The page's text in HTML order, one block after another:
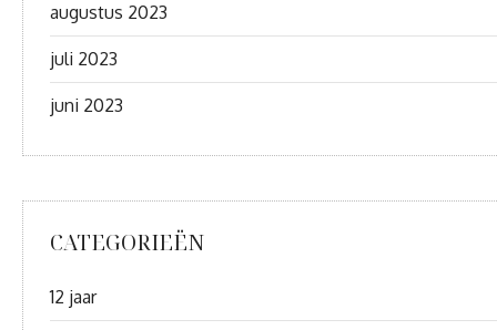
augustus 2023
juli 2023
juni 2023
CATEGORIEËN
12 jaar